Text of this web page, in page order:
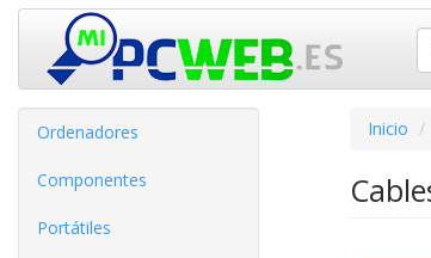
Ordenadores
Componentes
Portátiles
Inicio